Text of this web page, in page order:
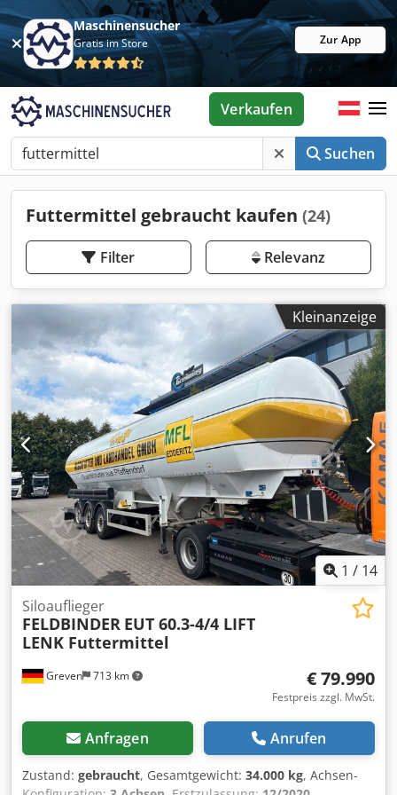
Maschinensucher
Gratis im Store Zur App
Suchen
Verkaufen
Futtermittel gebraucht kaufen (24)
Filter Relevanz
Kleinanzeige
1 / 14
Greven 713 km
Siloauflieger
FELDBINDER EUT 60.3-4/4 LIFT
LENK Futtermittel
€ 79.990
Festpreis zzgl. MwSt.
Anfragen Anrufen
Zustand: gebraucht, Gesamtgewicht: 34.000 kg, Achsen-